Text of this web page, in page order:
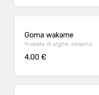
Goma wakame
Insalata di alghe, sesamo
4.00 €